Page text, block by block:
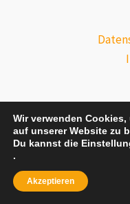
Copyright © 2026
Wir verwenden
auf unserer Website zu
Du kannst die
.
Akzeptieren